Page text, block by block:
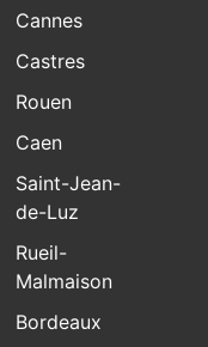
Cannes
Castres
Rouen
Caen
Saint-Jean-
de-Luz
Rueil-
Malmaison
Bordeaux